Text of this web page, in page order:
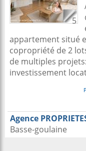
5
appartement situé
copropriété de 2
de multiples
investissement
Agence
Basse-goulaine